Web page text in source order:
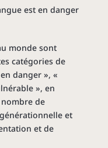
est en danger
monde sont
catégories de
danger », «
», en
de
et
et de